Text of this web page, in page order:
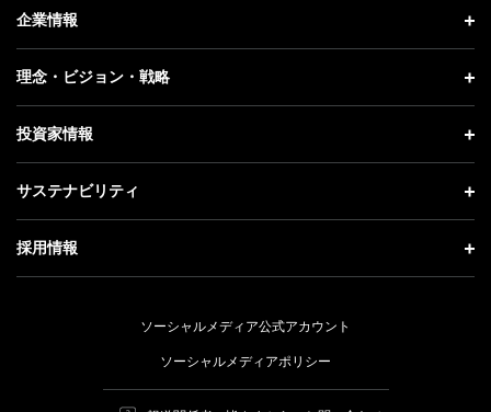
ニュース トップ
プレスリリース
更新情報
記者説明会
企業情報
企業情報 トップ
社長メッセージ
事業紹介
ガバナンス
理念・ビジョン・戦略
理念・ビジョン・戦略 トップ
成長戦略「Activate AI for Society」
人材戦略
投資家情報
投資家情報 トップ
経営方針
個人投資家の皆さまへ
株式と社債について
サステナビリティ
サステナビリティ トップ
トップメッセージ
ESG方針・体制
採用情報
キャリア採用
ソーシャルメディア公式アカウント
ソーシャルメディアポリシー